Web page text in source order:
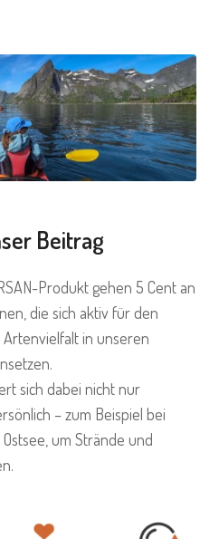
Beitrag
Produkt gehen 5 Cent an
die sich aktiv für den
in unseren
sich dabei nicht nur
– zum Beispiel bei
um Strände und